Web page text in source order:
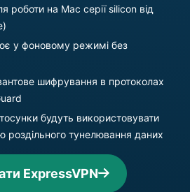
роботи на Мас серії silicon від
у фоновому режимі без
шифрування в протоколах
будуть використовувати
роздільного тунелювання даних
ExpressVPN